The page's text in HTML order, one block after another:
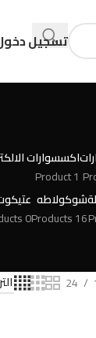
تسجيل
اكسسوارات
1 Product
شوكولاطه
16 Products
0 Products
24